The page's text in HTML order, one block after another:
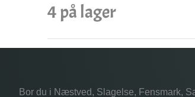
4 på lager
Bor du i Næstved, Slagelse, Fensmark,